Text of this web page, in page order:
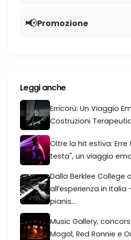
📢Promozione
Leggi anche
Erricorù: Un Viaggio
Costruzioni
Oltre la hit estiva:
testa", un viaggio
Dalla Berklee College
all’esperienza in
pianis...
Music Gallery,
Mogol, Red Ronnie e